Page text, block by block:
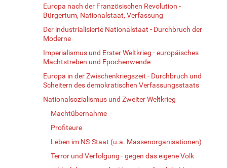
Europa nach der Französischen Revolution -
Bürgertum, Nationalstaat, Verfassung
Der industrialisierte Nationalstaat - Durchbruch der
Moderne
Imperialismus und Erster Weltkrieg - europäisches
Machtstreben und Epochenwende
Europa in der Zwischenkriegszeit - Durchbruch und
Scheitern des demokratischen Verfassungsstaats
Nationalsozialismus und Zweiter Weltkrieg
Machtübernahme
Profiteure
Leben im NS-Staat (u.a. Massenorganisationen)
Terror und Verfolgung - gegen das eigene Volk